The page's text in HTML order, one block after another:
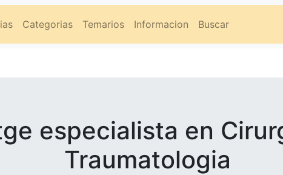
Categorias Temarios Informacion Buscar
especialista en
Traumatologia